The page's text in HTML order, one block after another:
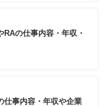
の仕事内容・年収・
仕事内容・年収や企業